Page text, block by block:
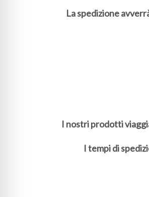
La spedizione
I nostri prodotti
I tempi di